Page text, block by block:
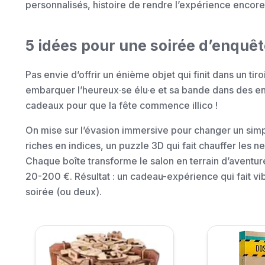
personnalisés, histoire de rendre l’expérience
5 idées pour une soirée
Pas envie d’offrir un énième objet qui finit dans un
embarquer l’heureux·se élu·e et sa bande dans des
cadeaux pour que la fête commence illico !
On mise sur l’évasion immersive pour changer un
riches en indices, un puzzle 3D qui fait chauffer les
Chaque boîte transforme le salon en terrain
20-200 €. Résultat : un cadeau-expérience qui fait
soirée (ou deux).